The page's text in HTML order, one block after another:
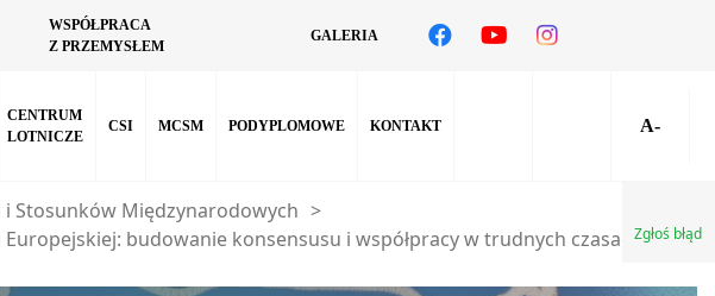
WSPÓŁPRACA
Z PRZEMYSŁEM
GALERIA
CENTRUM
LOTNICZE
CSI MCSM PODYPLOMOWE KONTAKT A-
Zgłoś błąd
Stosunków Międzynarodowych >
budowanie konsensusu i współpracy w trudnych czasach”